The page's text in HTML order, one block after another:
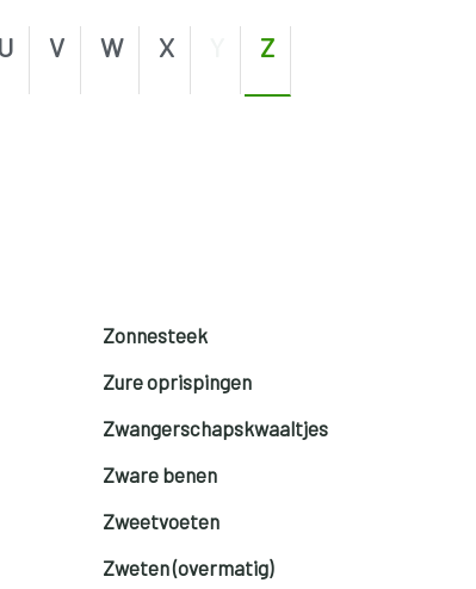
U V W X Z
Zonnesteek
Zure oprispingen
Zwangerschapskwaaltjes
Zware benen
Zweetvoeten
Zweten (overmatig)